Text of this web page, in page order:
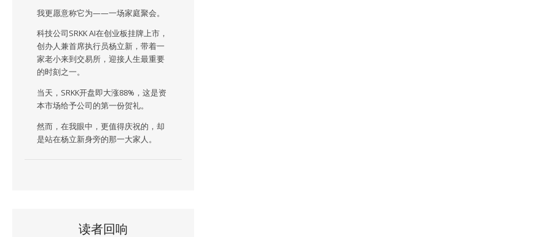
我更愿意称它为——一场家庭聚会。
科技公司SRKK AI在创业板挂牌上市，
创办人兼首席执行员杨立新，带着一
家老小来到交易所，迎接人生最重要
的时刻之一。
当天，SRKK开盘即大涨88%，这是资
本市场给予公司的第一份贺礼。
然而，在我眼中，更值得庆祝的，却
是站在杨立新身旁的那一大家人。
读者回响